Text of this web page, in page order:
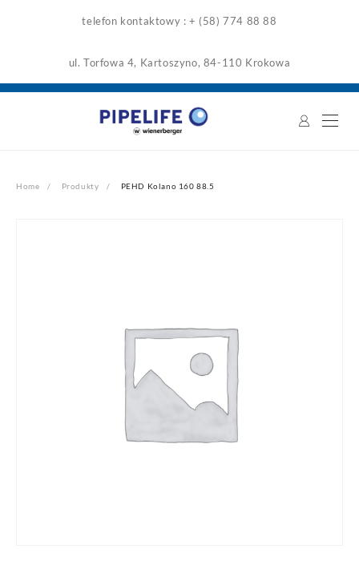
telefon kontaktowy : + (58) 774 88 88
ul. Torfowa 4, Kartoszyno, 84-110 Krokowa
Home Produkty PEHD Kolano 160 88.5